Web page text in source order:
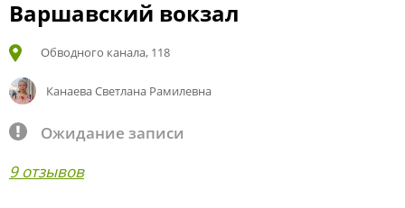
Варшавский вокзал
Обводного канала, 118
Канаева Светлана Рамилевна
Ожидание записи
9 отзывов